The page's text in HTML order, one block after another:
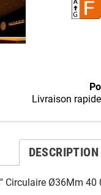
Livraison
DESCRIPTION
Circulaire Ø36Mm 40